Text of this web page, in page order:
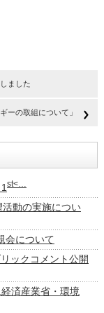
ました
ーの取組について」
st<…
動の実施につい
会について
ックコメント公開
済産業省・環境